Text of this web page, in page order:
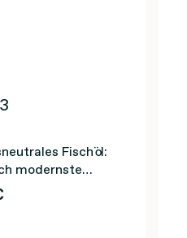
Fischöl:
modernste